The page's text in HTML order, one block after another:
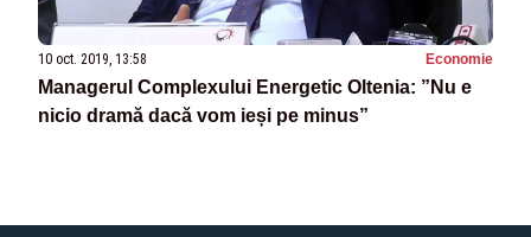
10 oct. 2019, 13:58 Economie
Managerul Complexului Energetic Oltenia: ”Nu e
nicio dramă dacă vom ieși pe minus”